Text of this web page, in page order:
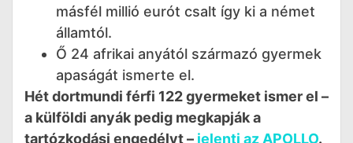
másfél millió eurót csalt így ki a német
államtól.
Ő 24 afrikai anyától származó gyermek
apaságát ismerte el.
Hét dortmundi férfi 122 gyermeket ismer el –
a külföldi anyák pedig megkapják a
tartózkodási engedélyt – jelenti az APOLLO.